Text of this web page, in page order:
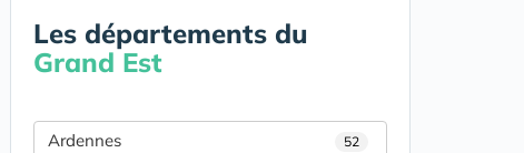
Les départements du
Grand Est
Ardennes 52